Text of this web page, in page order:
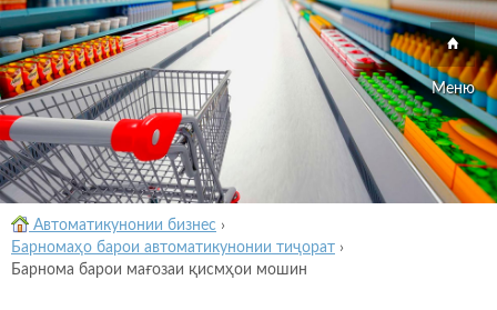
Меню
Автоматикунонии бизнес ›
Барномаҳо барои автоматикунонии тиҷорат ›
Барнома барои мағозаи қисмҳои мошин